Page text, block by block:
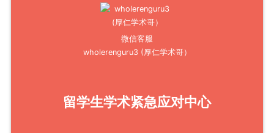
微信客服
wholerenguru3 (厚仁学术哥）
留学生学术紧急应对中心